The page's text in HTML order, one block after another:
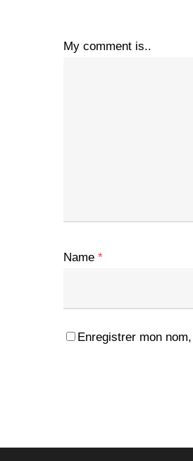
My comment is..
Name *
Enregistrer mon